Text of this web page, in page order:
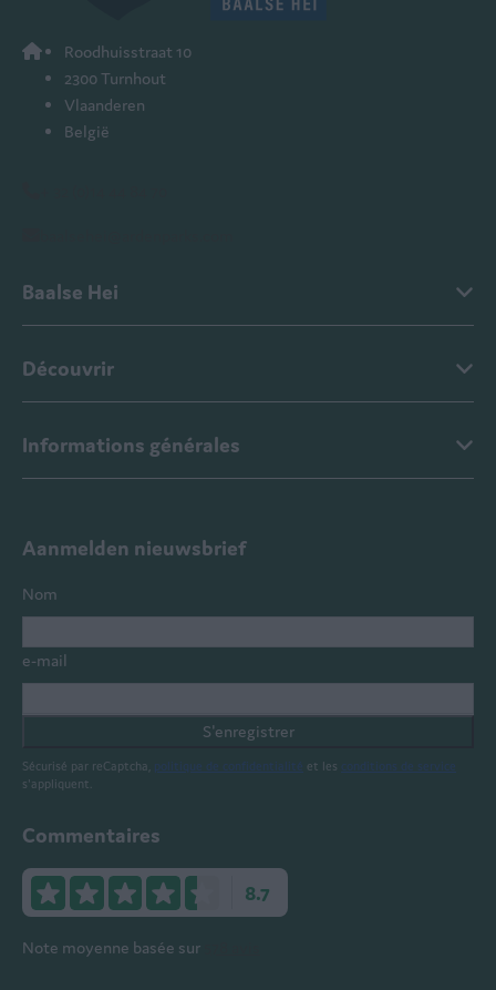
Roodhuisstraat 10
2300 Turnhout
Vlaanderen
België
Baalse Hei
Découvrir
Informations générales
Aanmelden nieuwsbrief
Nom
e-mail
S'enregistrer
Sécurisé par reCaptcha, politique de confidentialité et les conditions de service
s'appliquent.
Commentaires
8.7
Note moyenne basée sur